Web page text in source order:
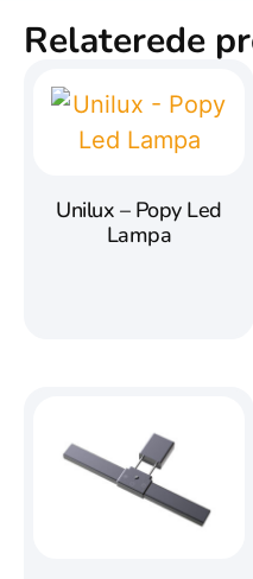
Relaterede
Unilux – Popy Led
Lampa